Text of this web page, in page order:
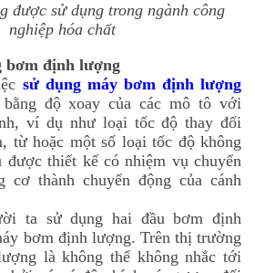
được sử dụng trong ngành công
nghiệp hóa chất
bơm định lượng
sử dụng máy bơm định lượng
độ xoay của các mô tô với
ví dụ như loại tốc độ thay đổi
từ hoặc một số loại tốc độ không
được thiết kế có nhiệm vụ chuyển
cơ thành chuyển động của cánh
ta sử dụng hai đầu bơm định
bơm định lượng. Trên thị trường
là không thể không nhắc tới